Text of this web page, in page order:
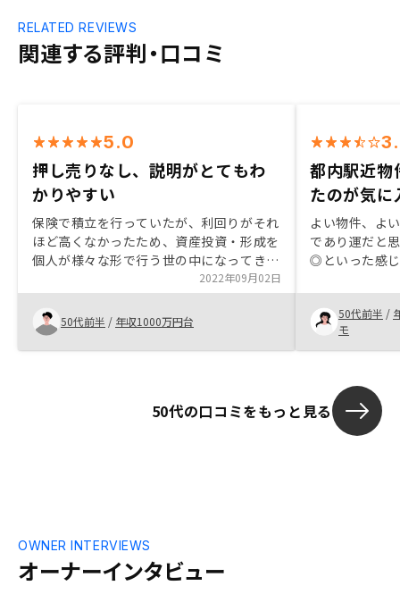
関連する評判・口コミ
RELATED REVIEWS
5.0
押し売りなし、説明がとてもわ
かりやすい
保険で積立を行っていたが、利回りがそれ
ほど高くなかったため、資産投資・形成を
個人が様々な形で行う世の中になってきて
いることを踏まえて、解約して返戻金をも
とに別の形での資産形成を検討することに
した。不動産投資以外は検討していない
が、話を聞いた結果信頼して任せてみよう
という気持ちになった。リスクを含めて説
2022年09月02日
50代前半 / 年収1000万円台
都内駅近物
たのが気に
よい物件、よ
であり運だと
◎といった感
り合えたとき
ことなくタイ
ら、その後の
ので、おすす
50代前半 /
モ
50代の口コミをもっと見る
オーナーインタビュー
OWNER INTERVIEWS